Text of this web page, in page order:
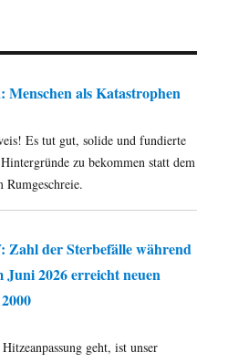
Papst,
Hillebachsee
und
Kritiker
der
Elche
Menschen als Katastrophen
Es tut gut, solide und fundierte
zu bekommen statt dem
Rumgeschreie.
Zahl der Sterbefälle während
Juni 2026 erreicht neuen
geht, ist unser